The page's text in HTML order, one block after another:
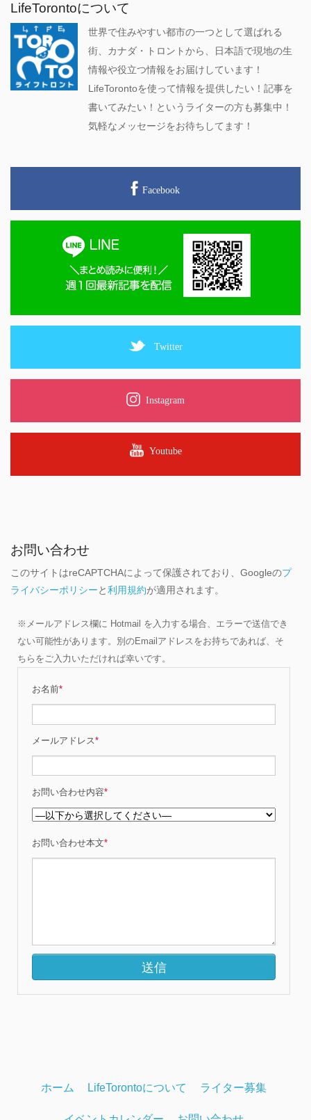
LifeTorontoについて
世界で住みやすい都市の一つとして選ばれる
街、カナダ・トロントから、日本語で現地の生
情報や役立つ情報をお届けしています！
LifeTorontoを使って情報を提供したい！記事を
書いてみたい！というライターの方も募集中！
気軽なメッセージをお待ちしてます！
Facebook
Twitter
Instagram
Youtube
お問い合わせ
このサイトはreCAPTCHAによって保護されており、Googleのプ
ライバシーポリシーと利用規約が適用されます。
※メールアドレス欄に Hotmail を入力する場合、エラーで送信でき
ない可能性があります。別のEmailアドレスをお持ちであれば、そ
ちらをご入力いただければ幸いです。
お名前*
メールアドレス*
お問い合わせ内容*
お問い合わせ本文*
ホーム LifeTorontoについて ライター募集